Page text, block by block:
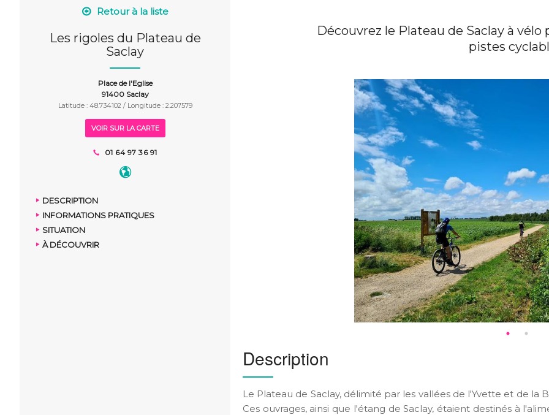
Retour à la liste
Les rigoles du Plateau de
Saclay
Place de l'Eglise
91400 Saclay
Latitude : 48.734102 / Longitude : 2.207579
VOIR SUR LA CARTE
01 64 97 36 91
DESCRIPTION
INFORMATIONS PRATIQUES
SITUATION
À DÉCOUVRIR
Découvrez le Plateau de Saclay à
pistes
Description
Le Plateau de Saclay, délimité par les vallées de l'Yvette et de la
Ces ouvrages, ainsi que l'étang de Saclay, étaient destinés à